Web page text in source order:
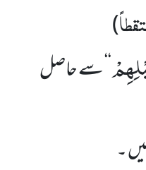
)
‘‘ سے حاصل
۔